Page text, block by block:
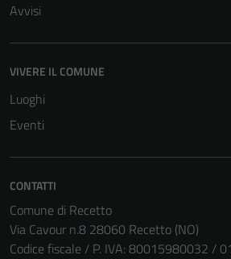
Avvisi
VIVERE IL COMUNE
Luoghi
Eventi
CONTATTI
Comune di Recetto
Via Cavour n.8 28060 Recetto (NO)
Codice fiscale / P. IVA: 80015980032 /